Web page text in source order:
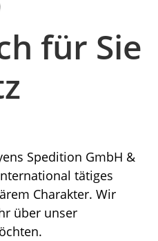
für Sie
Spedition GmbH &
tätiges
Charakter. Wir
über unser